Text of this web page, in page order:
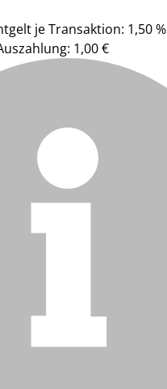
je Transaktion: 1,50 %
1,00 €